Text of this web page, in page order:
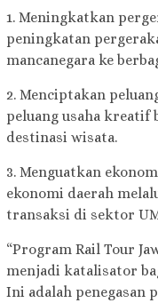
1. Meningkatkan
peningkatan
mancanegara ke
2. Menciptakan
peluang usaha kreatif
destinasi wisata.
3. Menguatkan
ekonomi daerah
transaksi di sektor
“Program Rail Tour
menjadi katalisator
Ini adalah penegasan